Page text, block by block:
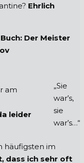
Ehrlich
Buch: Der Meister
„Sie
war’s,
sie
war’s…“
am
leider
häufigsten im
dass ich sehr oft